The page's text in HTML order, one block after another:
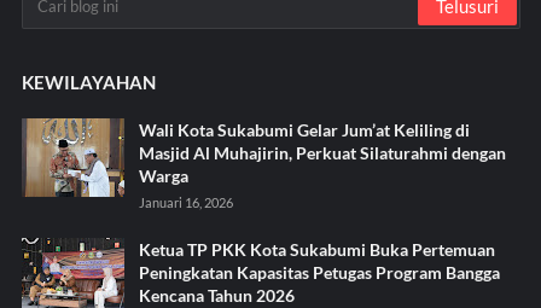
KEWILAYAHAN
Wali Kota Sukabumi Gelar Jum’at Keliling di
Masjid Al Muhajirin, Perkuat Silaturahmi dengan
Warga
Januari 16, 2026
Ketua TP PKK Kota Sukabumi Buka Pertemuan
Peningkatan Kapasitas Petugas Program Bangga
Kencana Tahun 2026